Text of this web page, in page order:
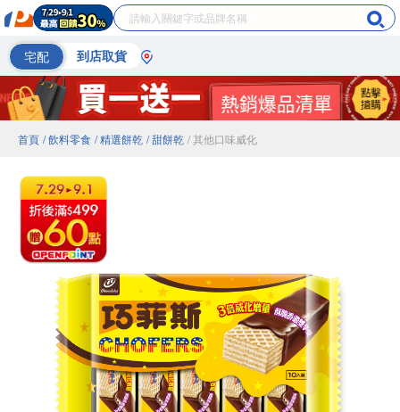
宅配 到店取貨
首頁 / 飲料零食 / 精選餅乾 / 甜餅乾 / 其他口味威化